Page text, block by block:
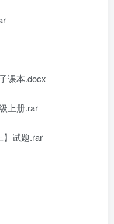
课本.docx
上册.rar
试题.rar